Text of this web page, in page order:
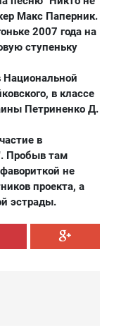
Макс Паперник.
2007 года на
ступеньку
в классе
Петриненко Д.
в
Пробыв там
не
проекта, а
эстрады.